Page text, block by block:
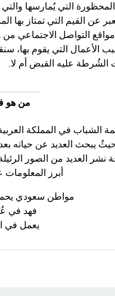
التي يُمارسها
عن القيم التي تمتاز بها
التواصل الاجتماعي
الأعمال التي يقوم
عليه القبض أم لا.
من هو
الشباب في المملكة
حيثُ يبحث العديد عن حياته
نشر العديد من الصور
أبرز
مواطن سعودي
فهد في
يعمل في